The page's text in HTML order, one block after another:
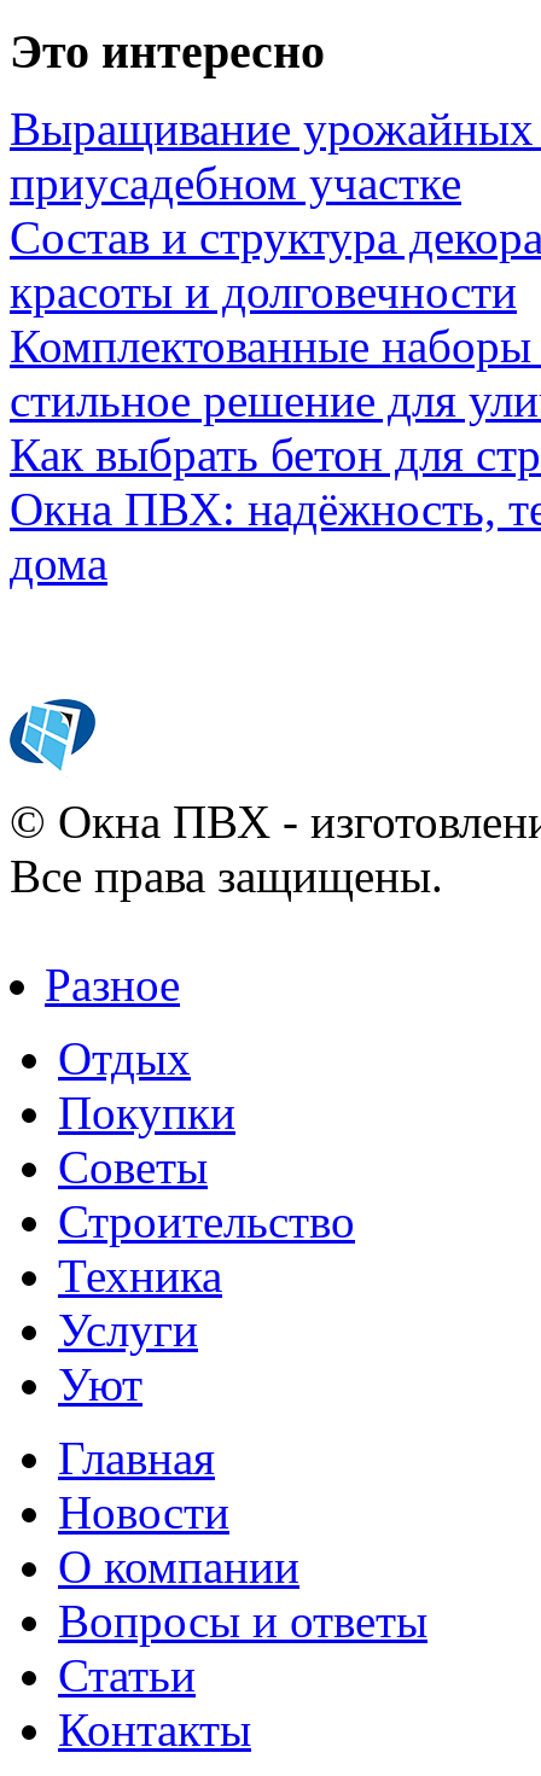
Это интересно
Выращивание урожайных
приусадебном участке
Состав и структура
красоты и долговечности
Комплектованные наборы
стильное решение для
Как выбрать бетон для
Окна ПВХ: надёжность,
дома
© Окна ПВХ -
Все права защищены.
Разное
Отдых
Покупки
Советы
Строительство
Техника
Услуги
Уют
Главная
Новости
О компании
Вопросы и ответы
Статьи
Контакты